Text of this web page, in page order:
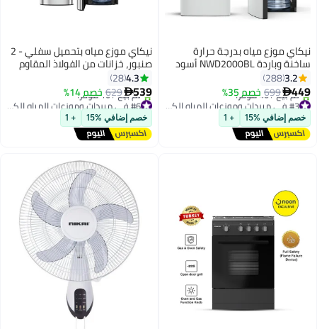
نيكاي موزع مياه بدرجة حرارة
ساخنة وباردة NWD2000BL أسود
NWD2000BL متعدد الألوان
3.2
288
449
699 خصم 35%
توصيل مجاني
تم بيع +40 مؤخرًا
خصم إضافي %15 + 1
نيكاي موزع مياه بتحميل سفلي - 2
صنبور، خزانات من الفولاذ المقاوم
للصدأ، قفل للأطفال، حامل أكواب،
ضمان ضاغط لمدة 5 سنوات
4.3
28
539
629 خصم 14%
توصيل مجاني
تم بيع +10 مؤخرًا
خصم إضافي %15 + 1